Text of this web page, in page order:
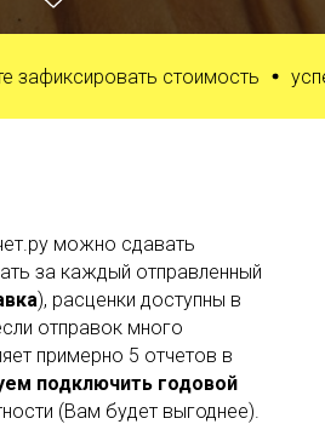
стоимость
можно сдавать
за каждый отправленный
), расценки доступны в
отправок много
примерно 5 отчетов в
подключить годовой
(Вам будет выгоднее).